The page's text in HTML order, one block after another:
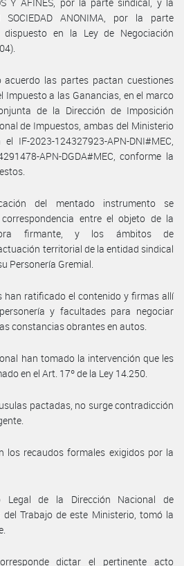
SOCIEDAD ANONIMA, por la parte
dispuesto en la Ley de Negociación
las partes pactan cuestiones
Impuesto a las Ganancias, en el marco
de la Dirección de Imposición
de Impuestos, ambas del Ministerio
IF-2023-124327923-APN-DNI#MEC,
APN-DGDA#MEC, conforme la
del mentado instrumento se
entre el objeto de la
firmante, y los ámbitos de
territorial de la entidad sindical
Personería Gremial.
han ratificado el contenido y firmas allí
y facultades para negociar
constancias obrantes en autos.
han tomado la intervención que les
en el Art. 17º de la Ley 14.250.
pactadas, no surge contradicción
los recaudos formales exigidos por la
Legal de la Dirección Nacional de
del Trabajo de este Ministerio, tomó la
dictar el pertinente acto